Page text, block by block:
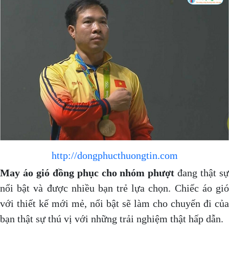
http://dongphucthuongtin.com
May áo gió đồng phục cho nhóm phượtđang thật sự
nổi bật và được nhiều bạn trẻ lựa chọn. Chiếc áo gió
với thiết kế mới mẻ, nổi bật sẽ làm cho chuyến đi của
bạn thật sự thú vị với những trải nghiệm thật hấp dẫn.